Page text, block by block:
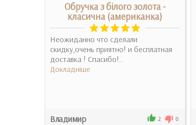
Обручка з білого золота -
класична (американка)
Неожиданно что сделали
скидку,очень приятно! и бесплатная
доставка ! Спасибо!..
Докладніше
Владимир 2 0